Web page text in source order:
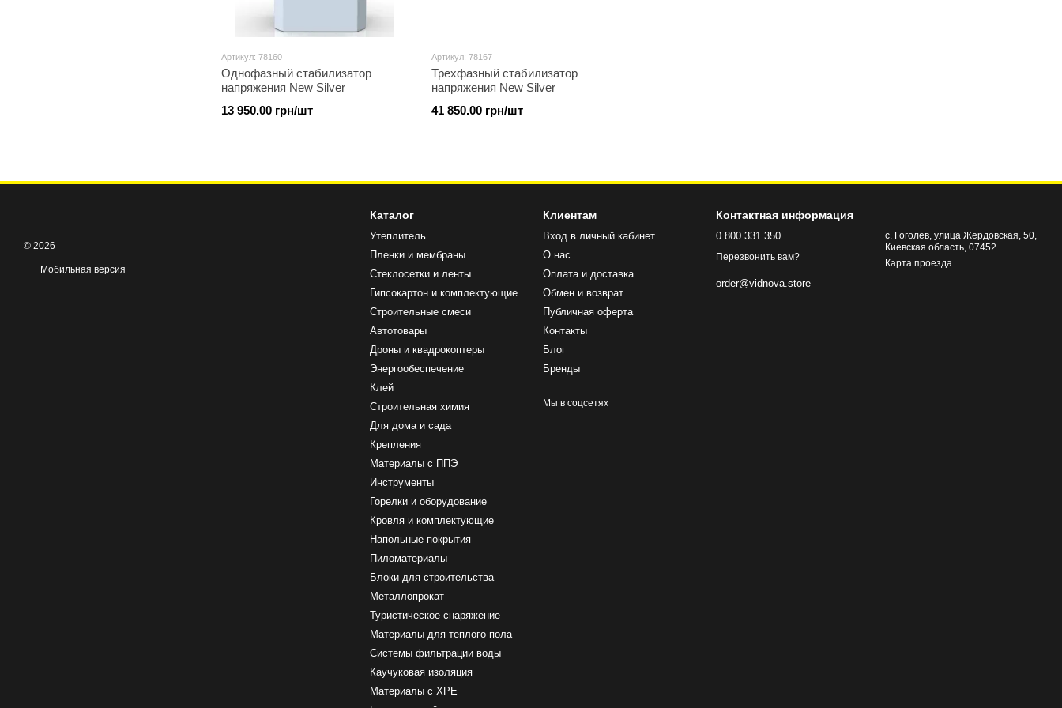
Артикул: 78160
Однофазный стабилизатор
напряжения New Silver
13 950.00 грн/шт
Артикул: 78167
Трехфазный стабилизатор
напряжения New Silver
41 850.00 грн/шт
© 2026
Мобильная версия
Каталог
Утеплитель
Пленки и мембраны
Стеклосетки и ленты
Гипсокартон и комплектующие
Строительные смеси
Автотовары
Дроны и квадрокоптеры
Энергообеспечение
Клей
Строительная химия
Для дома и сада
Крепления
Материалы с ППЭ
Инструменты
Горелки и оборудование
Кровля и комплектующие
Напольные покрытия
Пиломатериалы
Блоки для строительства
Металлопрокат
Туристическое снаряжение
Материалы для теплого пола
Системы фильтрации воды
Каучуковая изоляция
Материалы с ХРЕ
Клиентам
Вход в личный кабинет
О нас
Оплата и доставка
Обмен и возврат
Публичная оферта
Контакты
Блог
Бренды
Мы в соцсетях
Контактная информация
0 800 331 350
Перезвонить вам?
order@vidnova.store
с. Гоголев, улица Жердовская, 50,
Киевская область, 07452
Карта проезда